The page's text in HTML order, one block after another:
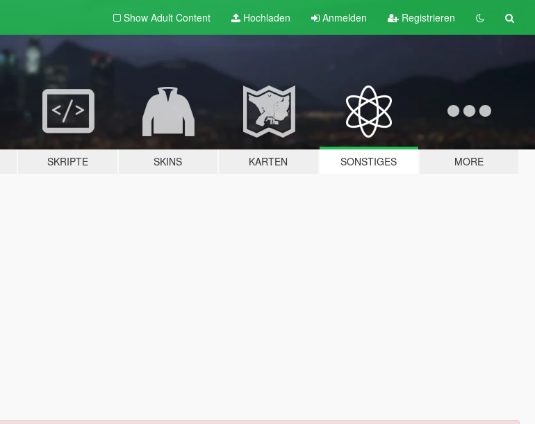
Show Adult Content Hochladen Anmelden Registrieren
SKRIPTE SKINS KARTEN SONSTIGES MORE